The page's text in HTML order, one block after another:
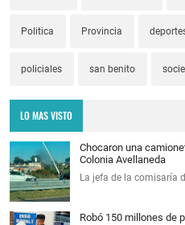
Politica Provincia
policiales san benito
LO MAS VISTO
Chocaron una
Colonia Avellaneda
La jefa de la comisaría
Robó 150 millones de